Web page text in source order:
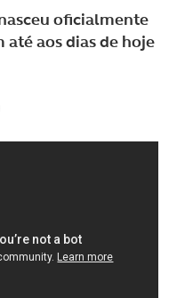
oficialmente
até aos dias de hoje